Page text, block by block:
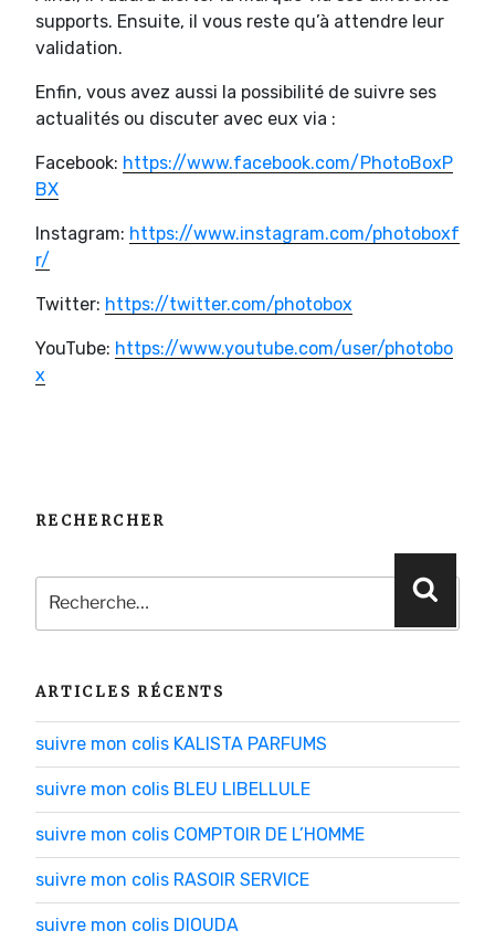
supports. Ensuite, il vous reste qu’à attendre leur
validation.
Enfin, vous avez aussi la possibilité de suivre ses
actualités ou discuter avec eux via :
Facebook: https://www.facebook.com/PhotoBoxP
BX
Instagram: https://www.instagram.com/photoboxf
r/
Twitter: https://twitter.com/photobox
YouTube: https://www.youtube.com/user/photobo
x
RECHERCHER
Recherche
pour
:
ARTICLES RÉCENTS
suivre mon colis KALISTA PARFUMS
suivre mon colis BLEU LIBELLULE
suivre mon colis COMPTOIR DE L’HOMME
suivre mon colis RASOIR SERVICE
suivre mon colis DIOUDA